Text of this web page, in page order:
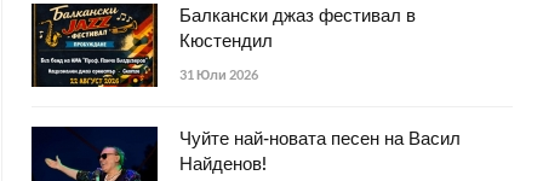
Балкански джаз фестивал в
Кюстендил
31 Юли 2026
Чуйте най-новата песен на Васил
Найденов!